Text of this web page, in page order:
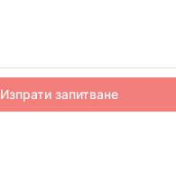
Изпрати запитване